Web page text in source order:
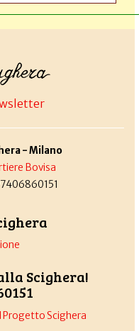
- Milano
Bovisa
Scighera!
Progetto Scighera